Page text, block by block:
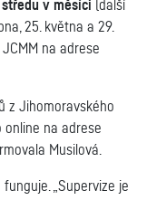
v měsíci (další
25. května a 29.
na adrese
z Jihomoravského
online na adrese
Musilová.
„Supervize je